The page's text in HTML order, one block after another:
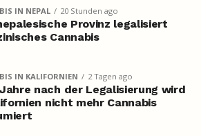
IN NEPAL 20 Stunden ago
Provinz legalisiert
Cannabis
IN KALIFORNIEN 2 Tagen ago
nach der Legalisierung wird
nicht mehr Cannabis